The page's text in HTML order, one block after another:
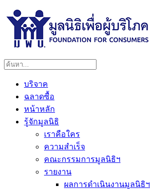
บริจาค
ฉลาดซื้อ
หน้าหลัก
รู้จักมูลนิธิ
เราคือใคร
ความสำเร็จ
คณะกรรมการมูลนิธิฯ
รายงาน
ผลการดำเนินงานมูลนิธิฯ